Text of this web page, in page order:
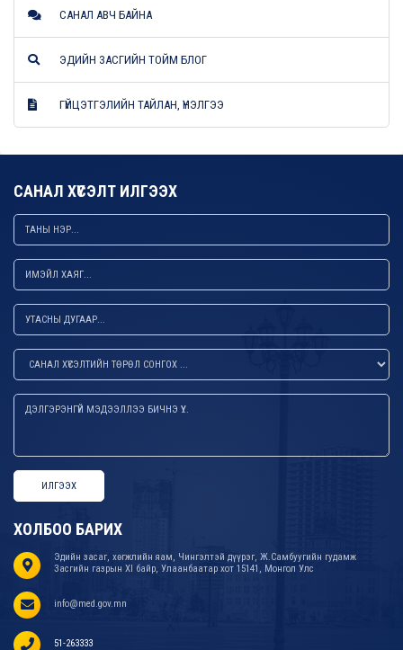
САНАЛ АВЧ БАЙНА
ЭДИЙН ЗАСГИЙН ТОЙМ БЛОГ
ГҮЙЦЭТГЭЛИЙН ТАЙЛАН, ҮНЭЛГЭЭ
САНАЛ ХҮСЭЛТ ИЛГЭЭХ
ИЛГЭЭХ
ХОЛБОО БАРИХ
Эдийн засаг, хөгжлийн яам, Чингэлтэй дүүрэг, Ж.Самбуугийн гудамж
Засгийн газрын XI байр, Улаанбаатар хот 15141, Монгол Улс
info@med.gov.mn
51-263333